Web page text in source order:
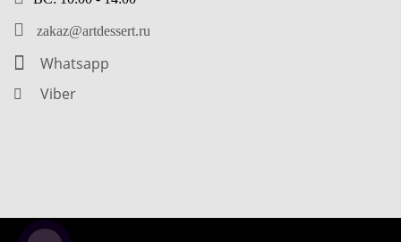
zakaz@artdessert.ru
Whatsapp
Viber